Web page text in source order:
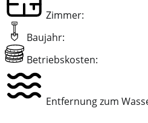
Zimmer:
Baujahr:
Betriebskosten:
Entfernung zum